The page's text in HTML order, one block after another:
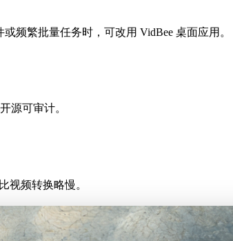
频繁批量任务时，可改用 VidBee 桌面应用。
源可审计。
视频转换略慢。